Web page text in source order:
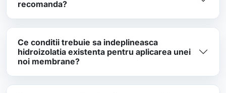
recomanda?
Ce conditii trebuie sa indeplineasca
hidroizolatia existenta pentru aplicarea unei
noi membrane?